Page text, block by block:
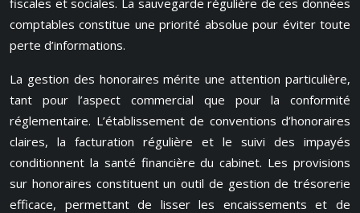
fiscales et sociales. La sauvegarde régulière de ces données
comptables constitue une priorité absolue pour éviter toute
perte d’informations.
La gestion des honoraires mérite une attention particulière,
tant pour l’aspect commercial que pour la conformité
réglementaire. L’établissement de conventions d’honoraires
claires, la facturation régulière et le suivi des impayés
conditionnent la santé financière du cabinet. Les provisions
sur honoraires constituent un outil de gestion de trésorerie
efficace, permettant de lisser les encaissements et de